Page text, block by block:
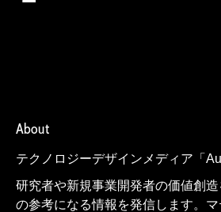
About
テクノロジーデザインメディア「
研究者や新規事業開発者の価値創
の参考になる情報を発信します。